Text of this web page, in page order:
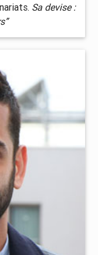
Sa devise :